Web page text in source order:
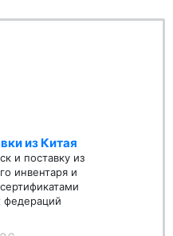
из Китая
и поставку из
инвентаря и
федераций